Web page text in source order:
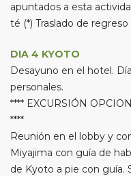
apuntados a esta
té (*) Traslado de
DIA 4 KYOTO
Desayuno en el hotel.
personales.
**** EXCURSIÓN
****
Reunión en el lobby y
Miyajima con guía de
de Kyoto a pie con guía.